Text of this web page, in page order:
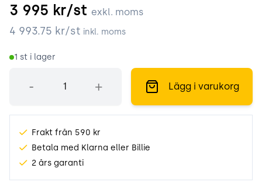
3 995 kr/st exkl. moms
4 993.75 kr/st inkl. moms
1 st i lager
- + Lägg i varukorg
Frakt från 590 kr
Betala med Klarna eller Billie
2 års garanti